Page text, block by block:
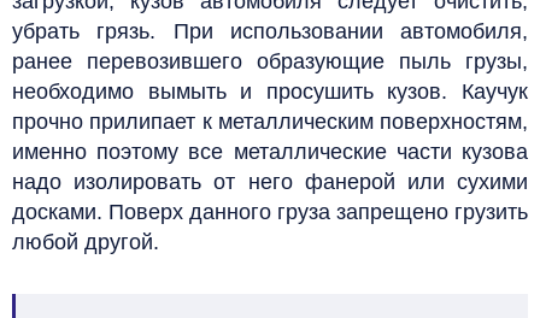
убрать грязь. При использовании автомобиля,
ранее перевозившего образующие пыль грузы,
необходимо вымыть и просушить кузов. Каучук
прочно прилипает к металлическим поверхностям,
именно поэтому все металлические части кузова
надо изолировать от него фанерой или сухими
досками. Поверх данного груза запрещено грузить
любой другой.